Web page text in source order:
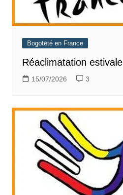
Bogotété en France
Réaclimatation estivale
15/07/2026 3